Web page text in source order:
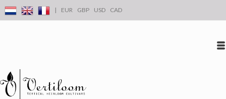
| EUR GBP USD CAD